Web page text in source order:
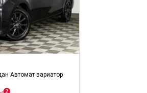
Автомат вариатор